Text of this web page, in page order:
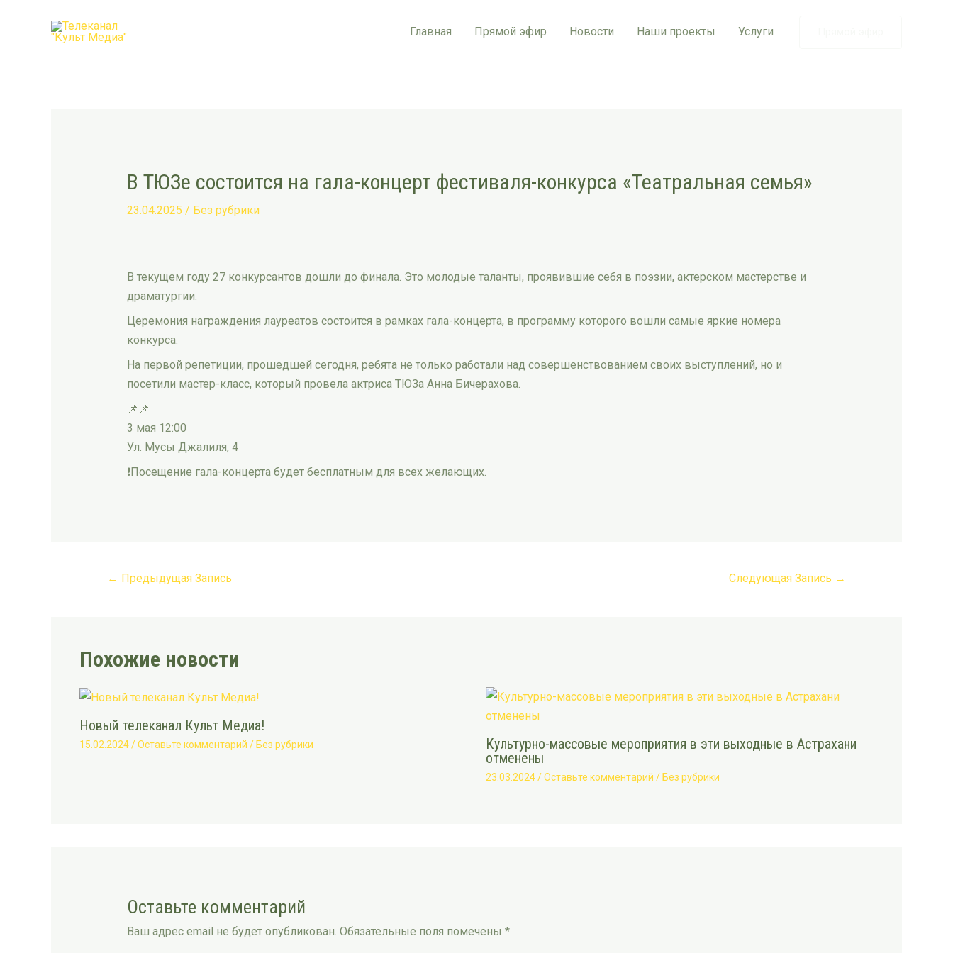
Главная Прямой эфир Новости Наши проекты Услуги
В ТЮЗе состоится на гала-концерт фестиваля-конкурса «Театральная семья»
23.04.2025 / Без рубрики
В текущем году 27 конкурсантов дошли до финала. Это молодые таланты, проявившие себя в поэзии, актерском мастерстве и
драматургии.
Церемония награждения лауреатов состоится в рамках гала-концерта, в программу которого вошли самые яркие номера
конкурса.
На первой репетиции, прошедшей сегодня, ребята не только работали над совершенствованием своих выступлений, но и
посетили мастер-класс, который провела актриса ТЮЗа Анна Бичерахова.
📌📌
3 мая 12:00
Ул. Мусы Джалиля, 4
❗️Посещение гала-концерта будет бесплатным для всех желающих.
navigation
← Предыдущая Запись Следующая Запись →
Похожие новости
Новый телеканал Культ Медиа!
15.02.2024/Оставьте комментарий / Без рубрики
Культурно-массовые мероприятия в эти выходные в Астрахани
отменены
23.03.2024/Оставьте комментарий / Без рубрики
Оставьте комментарий
Ваш адрес email не будет опубликован. Обязательные поля помечены *